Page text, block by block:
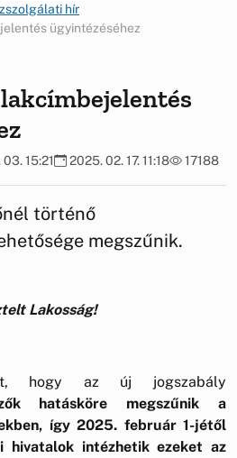
hír
ügyintézéséhez
15:21 2025. 02. 17. 11:18 17188
történő
megszűnik.
Lakosság!
hogy az új jogszabály
hatásköre megszűnik a
így 2025. február 1-jétől
hivatalok intézhetik ezeket az